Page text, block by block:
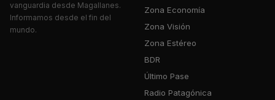
vanguardia desde Magallanes.
Informamos desde el fin del
mundo.
Zona Economía
Zona Visión
Zona Estéreo
BDR
Último Pase
Radio Patagónica